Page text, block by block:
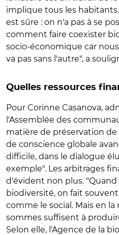
implique tous les
est sûre : on n'a pas à se
comment faire coexister
socio-économique car
va pas sans l'autre", a
Quelles ressources
Pour Corinne Casanova,
l'Assemblée des
matière de préservation de
de conscience globale
difficile, dans le dialogue
exemple". Les arbitrages
d'évident non plus.
biodiversité, on fait
comme le social. Mais en
sommes suffisent à
Selon elle, l'Agence de la